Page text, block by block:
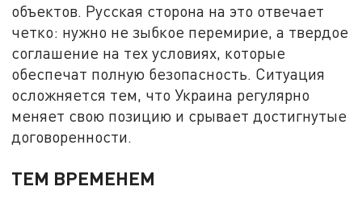
объектов. Русская сторона на это отвечает
четко: нужно не зыбкое перемирие, а твердое
соглашение на тех условиях, которые
обеспечат полную безопасность. Ситуация
осложняется тем, что Украина регулярно
меняет свою позицию и срывает достигнутые
договоренности.
ТЕМ ВРЕМЕНЕМ